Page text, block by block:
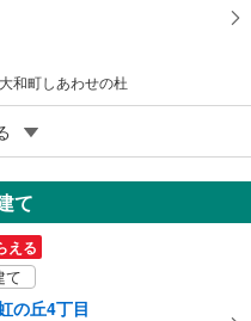
和町しあわせの杜
える
新土手前
記）
又字新土手前
て
える
て
の丘4丁目